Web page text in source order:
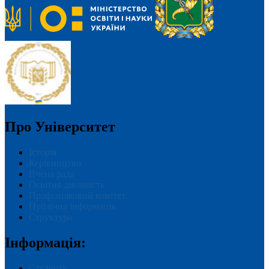
Про Університет
Історія
Керівництво
Вчена рада
Освітня діяльність
Профспілковий комітет
Публічна інформація
Структура
Інформація: